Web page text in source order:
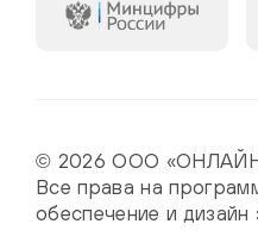
© 2026 ООО
Все права на
обеспечение и